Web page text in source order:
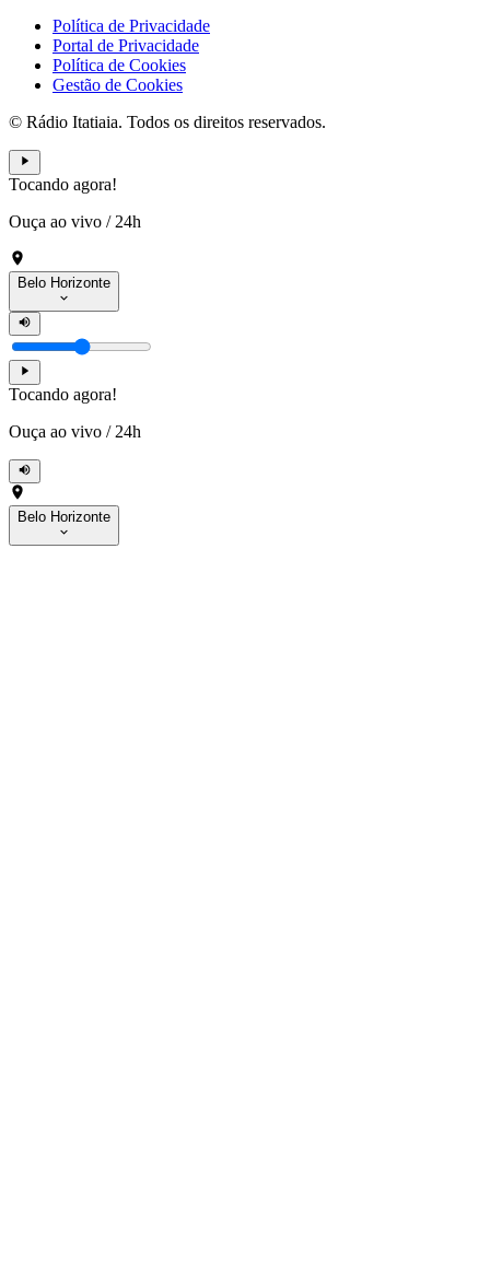
Política de Privacidade
Portal de Privacidade
Política de Cookies
Gestão de Cookies
© Rádio Itatiaia. Todos os direitos reservados.
Tocando agora!
Ouça ao vivo / 24h
Belo Horizonte
Tocando agora!
Ouça ao vivo / 24h
Belo Horizonte